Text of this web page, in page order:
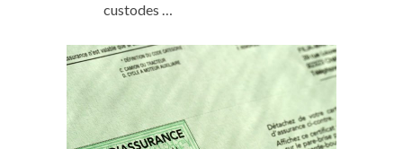
custodes …